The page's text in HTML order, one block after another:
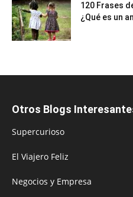
120 Frases
¿Qué es un
Otros Blogs
Supercurioso
El Viajero Feliz
Negocios y Empresa